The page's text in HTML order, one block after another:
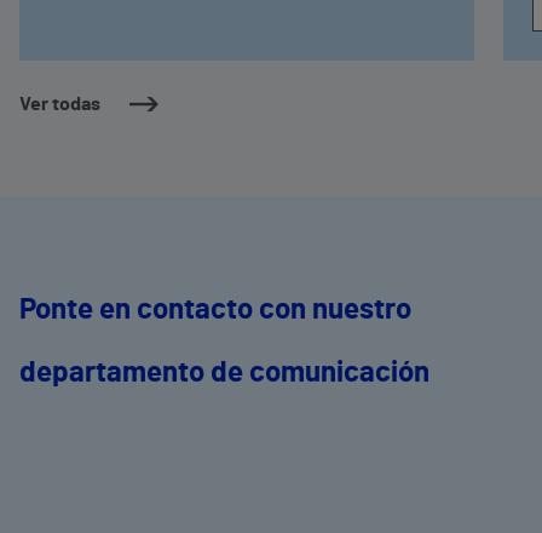
Ver todas
Ponte en contacto con nuestro
departamento de comunicación